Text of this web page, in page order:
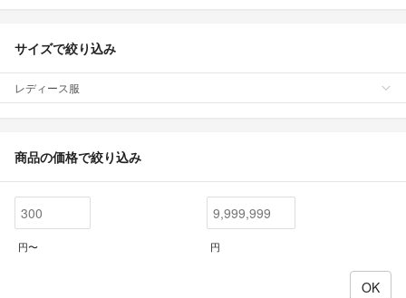
サイズで絞り込み
レディース服
商品の価格で絞り込み
円〜 円